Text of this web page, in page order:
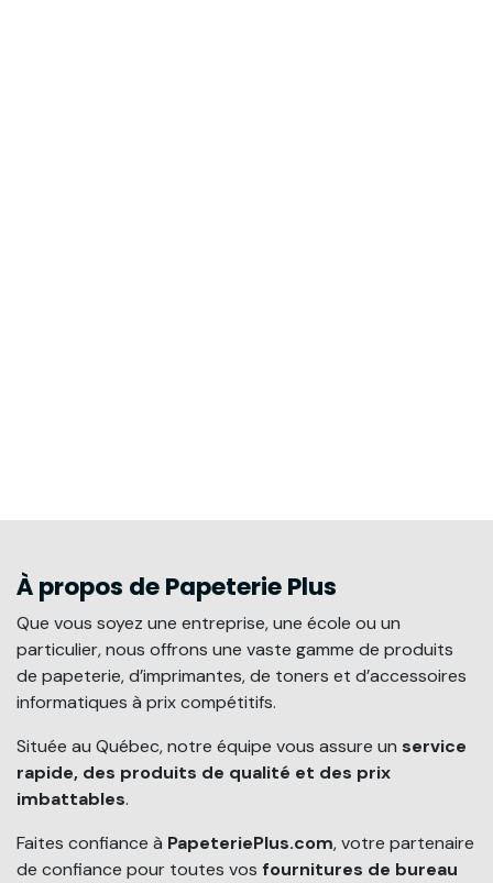
À propos de Papeterie Plus
Que vous soyez une entreprise, une école ou un
particulier, nous offrons une vaste gamme de produits
de papeterie, d’imprimantes, de toners et d’accessoires
informatiques à prix compétitifs.
Située au Québec, notre équipe vous assure un service
rapide, des produits de qualité et des prix
imbattables.
Faites confiance à PapeteriePlus.com, votre partenaire
de confiance pour toutes vos fournitures de bureau